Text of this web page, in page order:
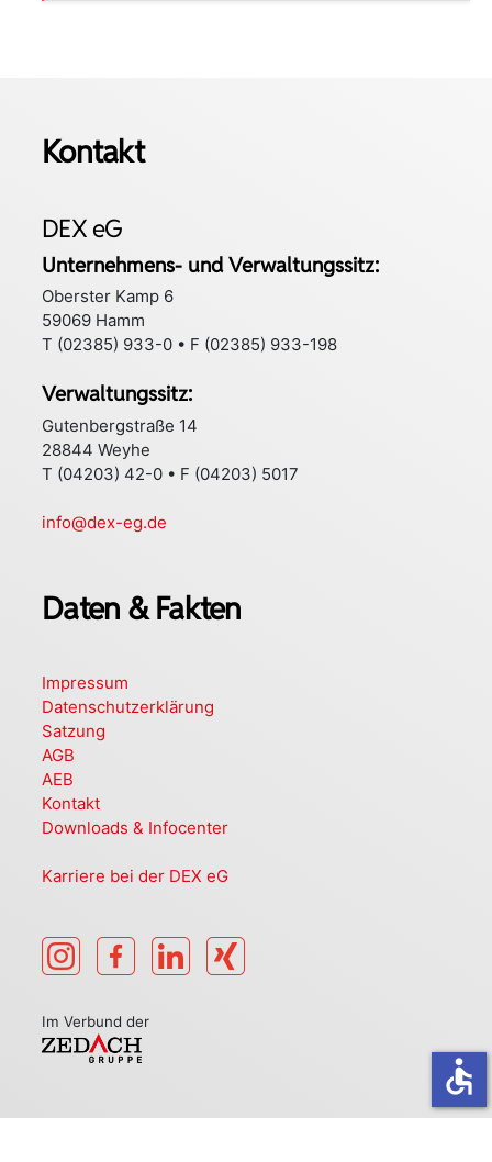
Kontakt
DEX eG
Unternehmens- und Verwaltungssitz:
Oberster Kamp 6
59069 Hamm
T (02385) 933-0 • F (02385) 933-198
Verwaltungssitz:
Gutenbergstraße 14
28844 Weyhe
T (04203) 42-0 • F (04203) 5017
info@dex-eg.de
Daten & Fakten
Impressum
Datenschutzerklärung
Satzung
AGB
AEB
Kontakt
Downloads & Infocenter
Karriere bei der DEX eG
Im Verbund der
accessible